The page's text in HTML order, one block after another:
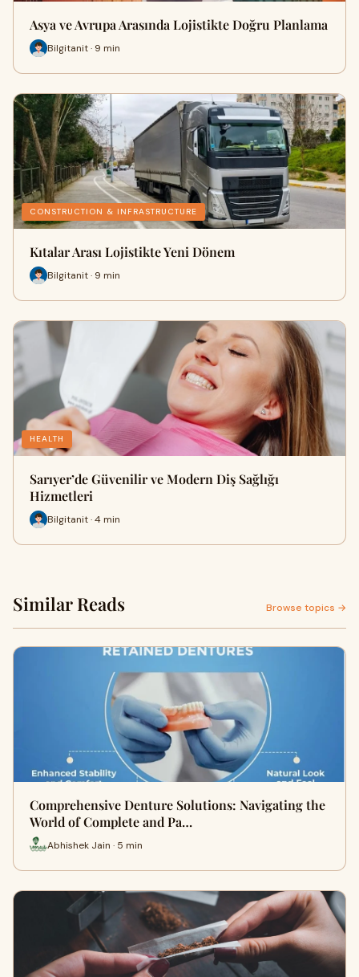
Asya ve Avrupa Arasında Lojistikte Doğru Planlama
Bilgitanit · 9 min
CONSTRUCTION & INFRASTRUCTURE
Kıtalar Arası Lojistikte Yeni Dönem
Bilgitanit · 9 min
HEALTH
Sarıyer’de Güvenilir ve Modern Diş Sağlığı
Hizmetleri
Bilgitanit · 4 min
Similar Reads Browse topics →
Comprehensive Denture Solutions: Navigating the
World of Complete and Pa…
Abhishek Jain · 5 min